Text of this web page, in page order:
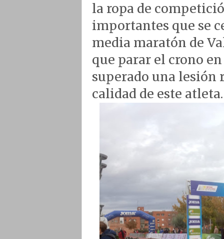
la ropa de
importantes que se
media maratón de
que parar el crono en
superado una lesión
calidad de este atleta.